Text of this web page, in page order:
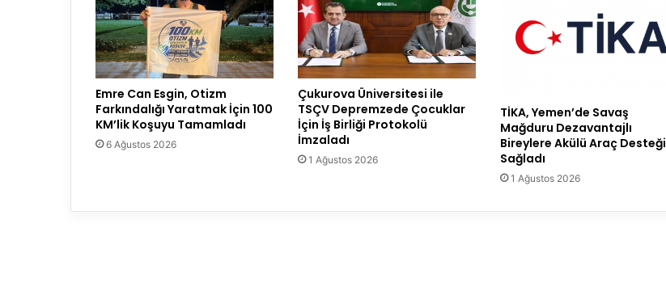
Emre Can Esgin, Otizm
Farkındalığı Yaratmak İçin 100
KM’lik Koşuyu Tamamladı
6 Ağustos 2026
Çukurova Üniversitesi ile
TSÇV Depremzede Çocuklar
İçin İş Birliği Protokolü
İmzaladı
1 Ağustos 2026
TİKA, Yemen’de Savaş
Mağduru Dezavantajlı
Bireylere Akülü Araç Desteği
Sağladı
1 Ağustos 2026